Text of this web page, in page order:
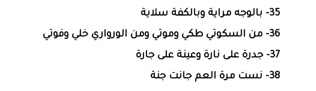
35- بالوجه مراية وبالكفة سلاية
36- من السكوتي طكي وموتي ومن الورواري خلي وفوتي
37- جدرة على نارة وعينة على جارة
38- نست مرة العم جانت جنة